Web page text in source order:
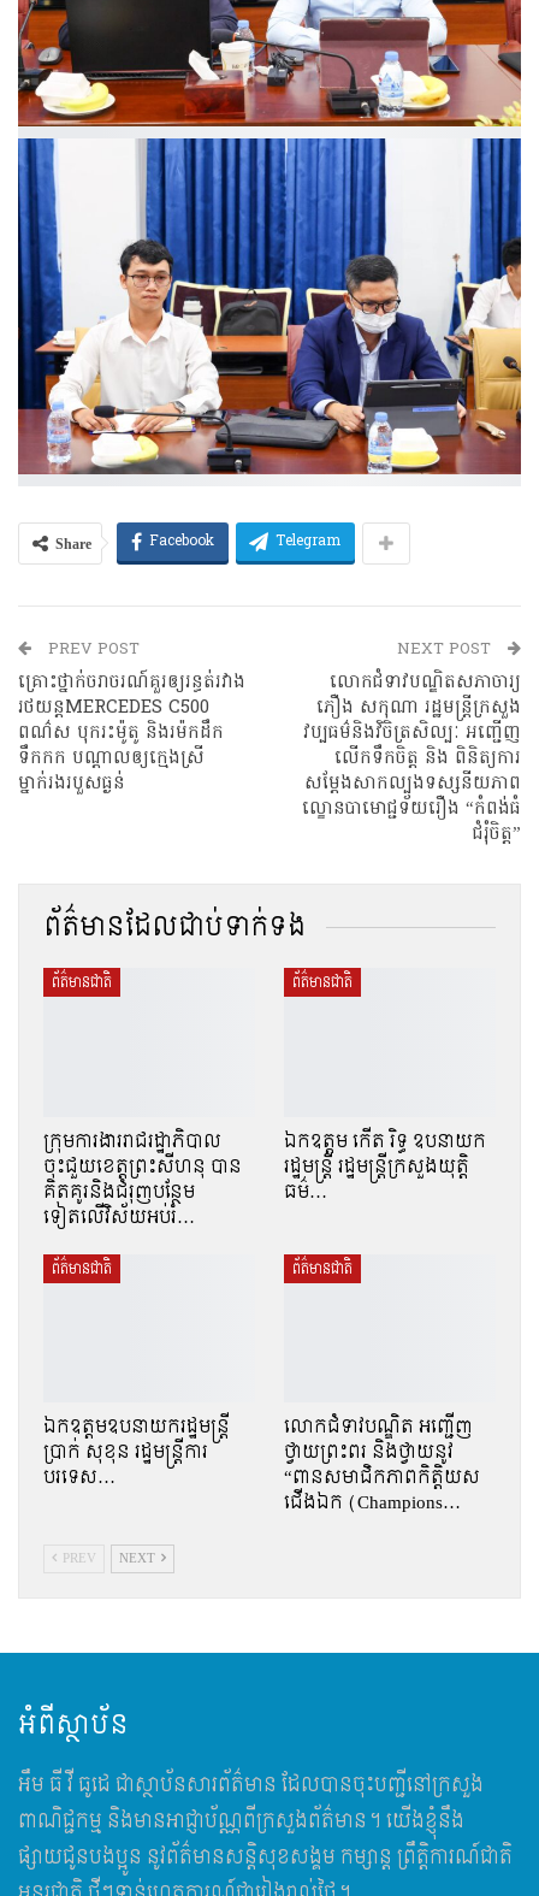
Share Facebook Telegram
PREV POST
គ្រោះថ្នាក់ចរាចរណ៍គួរឲ្យរន្ធត់រវាង
រថយន្តMERCEDES C500
ពណ៌ស​ បុករះម៉ូតូ​ និងរម៉កដឹក
ទឹកកក​ បណ្តាលឲ្យក្មេងស្រី
ម្នាក់រងរបួសធ្ងន់​
NEXT POST
លោកជំទាវបណ្ឌិតសភាចារ្យ
ភឿង សកុណា រដ្ឋមន្ត្រីក្រសួង
វប្បធម៌និងវិចិត្រសិល្បៈ អញ្ជេីញ
លើកទឹកចិត្ត និង ពិនិត្យការ
សម្តែងសាកល្បងទស្សនីយភាព
ល្ខោនបាមោជ្ជទ័យរឿង “កំពង់ធំ
ជំរុំចិត្ត”
ព័ត៌មានដែលជាប់ទាក់ទង
ព័ត៌មានជាតិ
ក្រុមការងាររាជរដ្ឋាភិបាល
ចុះជួយខេត្តព្រះសីហនុ បាន
គិតគូរនិងជំរុញបន្ថែម
ទៀតលើវិស័យអប់រំ…
ព័ត៌មានជាតិ
ឯកឧត្តម កើត រិទ្ធ ឧបនាយក
រដ្ឋមន្ត្រី រដ្ឋមន្ត្រីក្រសួងយុត្តិ
ធម៌…
ព័ត៌មានជាតិ
ឯកឧត្តមឧបនាយករដ្ឋមន្រ្តី
ប្រាក់ សុខុន រដ្ឋមន្រ្តីការ
បរទេស…
ព័ត៌មានជាតិ
លោកជំទាវបណ្ឌិត អញ្ជើញ
ថ្វាយព្រះពរ និងថ្វាយនូវ
“ពានសមាជិកភាពកិត្តិយស
ជើងឯក (Champions…
PREV NEXT
អំពីស្ថាប័ន
អឹម​ ធី វី ធូដេ ជាស្ថាប័នសារព័ត៌មាន ដែលបានចុះបញ្ជីនៅក្រសួង
ពាណិជ្ជកម្ម និងមានអាជ្ញាប័ណ្ណពីក្រសួងព័ត៌មាន។ យើងខ្ញុំនឹង
ផ្សាយជូនបងប្អូន នូវព័ត៌មានសន្តិសុខសង្គម កម្សាន្ត ព្រឹត្តិការណ៍ជាតិ